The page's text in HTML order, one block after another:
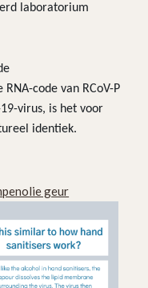
laboratorium
code van RCoV-P
virus, is het voor
identiek.
geur